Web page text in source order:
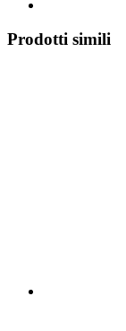
Prodotti simili